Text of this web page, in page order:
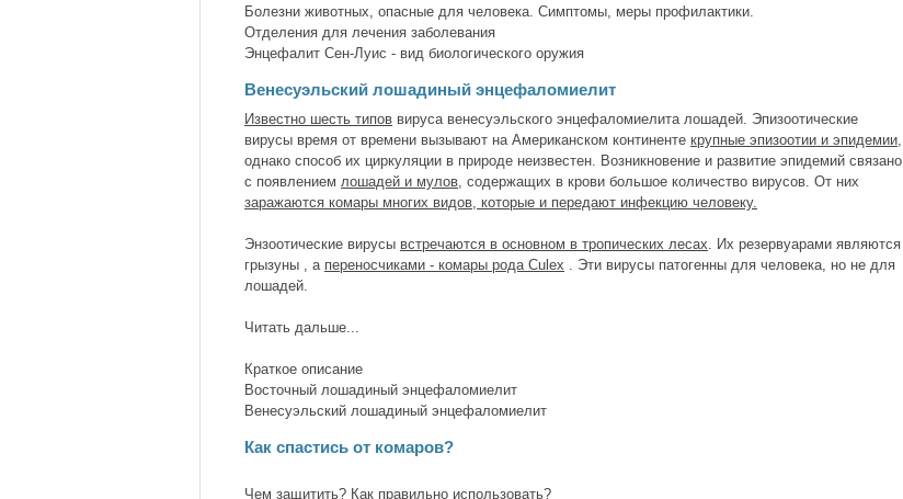
Болезни животных, опасные для человека. Симптомы, меры профилактики.
Отделения для лечения заболевания
Энцефалит Сен-Луис - вид биологического оружия
Венесуэльский лошадиный энцефаломиелит
Известно шесть типов вируса венесуэльского энцефаломиелита лошадей. Эпизоотические
вирусы время от времени вызывают на Американском континенте крупные эпизоотии и эпидемии
однако способ их циркуляции в природе неизвестен. Возникновение и развитие эпидемий связано
с появлением лошадей и мулов , содержащих в крови большое количество вирусов. От них
заражаются комары многих видов, которые и передают инфекцию человеку.
Энзоотические вирусы встречаются в основном в тропических лесах . Их резервуарами являются
грызуны , а переносчиками - комары рода Culex . Эти вирусы патогенны для человека, но не для
лошадей.
Читать дальше...
Краткое описание
Восточный лошадиный энцефаломиелит
Венесуэльский лошадиный энцефаломиелит
Как спастись от комаров?
Чем защитить? Как правильно использовать?